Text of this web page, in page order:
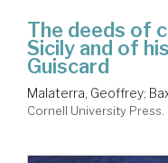
The deeds of
Sicily and of
Guiscard
Malaterra, Geoffrey;
Cornell University